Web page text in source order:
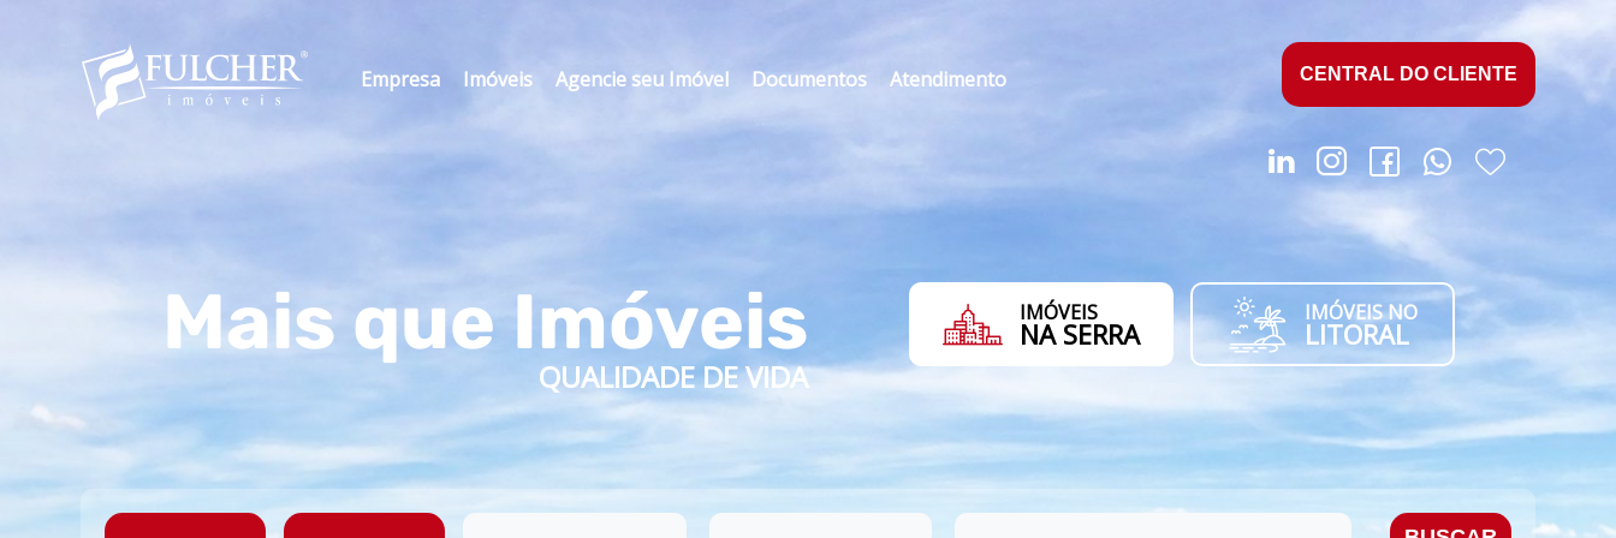
Empresa Imóveis Agencie seu Imóvel Documentos Atendimento CENTRAL DO CLIENTE
Mais que Imóveis
QUALIDADE DE VIDA
IMÓVEIS
NA SERRA
IMÓVEIS NO
LITORAL